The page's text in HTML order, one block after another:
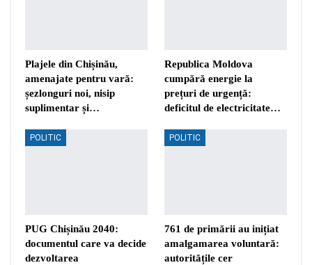
Plajele din Chișinău,
amenajate pentru vară:
șezlonguri noi, nisip
suplimentar și…
Republica Moldova
cumpără energie la
prețuri de urgență:
deficitul de electricitate…
POLITIC
PUG Chișinău 2040:
documentul care va decide
dezvoltarea
POLITIC
761 de primării au inițiat
amalgamarea voluntară:
autoritățile cer